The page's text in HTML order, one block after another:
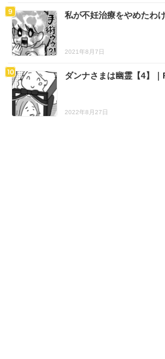
私が不妊治療をやめたわ
2021年8月7日
ダンナさまは幽霊【4】
2022年8月27日